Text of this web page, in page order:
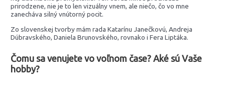
prirodzene, nie je to len vizuálny vnem, ale niečo, čo vo mne
zanecháva silný vnútorný pocit.
Zo slovenskej tvorby mám rada Katarínu Janečkovú, Andreja
Dúbravského, Daniela Brunovského, rovnako i Fera Liptáka.
Čomu sa venujete vo voľnom čase? Aké sú Vaše
hobby?